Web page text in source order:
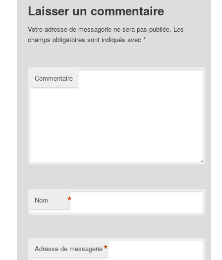
Laisser un commentaire
Votre adresse de messagerie ne sera pas publiée. Les
champs obligatoires sont indiqués avec*
Commentaire
Nom *
Adresse de messagerie*